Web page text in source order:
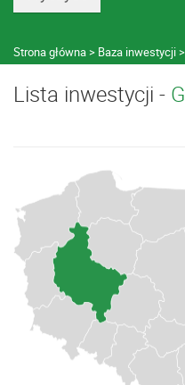
Strona główna Baza inwestycji
Lista inwestycji -